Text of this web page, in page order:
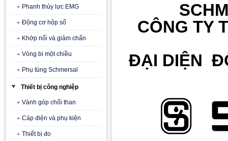
Phanh thủy lực EMG
Động cơ hộp số
Khớp nối và giảm chấn
Vòng bi một chiều
Phụ tùng Schmersal
Thiết bị công nghiệp
Vành góp chổi than
Cáp điện và phụ kiện
Thiết bị đo
CÔNG TY
ĐẠI DIỆN